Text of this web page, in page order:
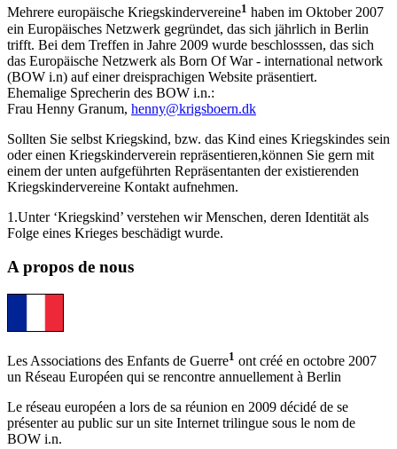
Mehrere europäische Kriegskindervereine1 haben im Oktober 2007
ein Europäisches Netzwerk gegründet, das sich jährlich in Berlin
trifft. Bei dem Treffen in Jahre 2009 wurde beschlosssen, das sich
das Europäische Netzwerk als Born Of War - international network
(BOW i.n) auf einer dreisprachigen Website präsentiert.
Ehemalige Sprecherin des BOW i.n.:
Frau Henny Granum, henny@krigsboern.dk
Sollten Sie selbst Kriegskind, bzw. das Kind eines Kriegskindes sein
oder einen Kriegskinderverein repräsentieren,können Sie gern mit
einem der unten aufgeführten Repräsentanten der existierenden
Kriegskindervereine Kontakt aufnehmen.
1.Unter ‘Kriegskind’ verstehen wir Menschen, deren Identität als
Folge eines Krieges beschädigt wurde.
A propos de nous
Les Associations des Enfants de Guerre1 ont créé en octobre 2007
un Réseau Européen qui se rencontre annuellement à Berlin
Le réseau européen a lors de sa réunion en 2009 décidé de se
présenter au public sur un site Internet trilingue sous le nom de
BOW i.n.